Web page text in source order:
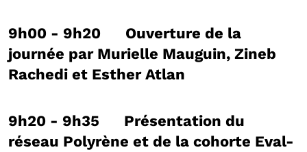
9h00 - 9h20 Ouverture de la
journée par Murielle Mauguin, Zineb
Rachedi et Esther Atlan
9h20 - 9h35 Présentation du
réseau Polyrène et de la cohorte Eval-